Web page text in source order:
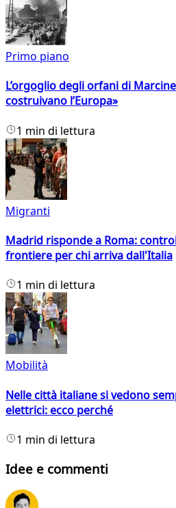
Primo piano
L’orgoglio degli orfani di
costruivano l’Europa»
1 min di lettura
Migranti
Madrid risponde a Roma:
frontiere per chi arriva dall'Italia
1 min di lettura
Mobilità
Nelle città italiane si vedono
elettrici: ecco perché
1 min di lettura
Idee e commenti